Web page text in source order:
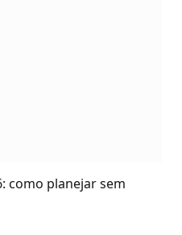
como planejar sem